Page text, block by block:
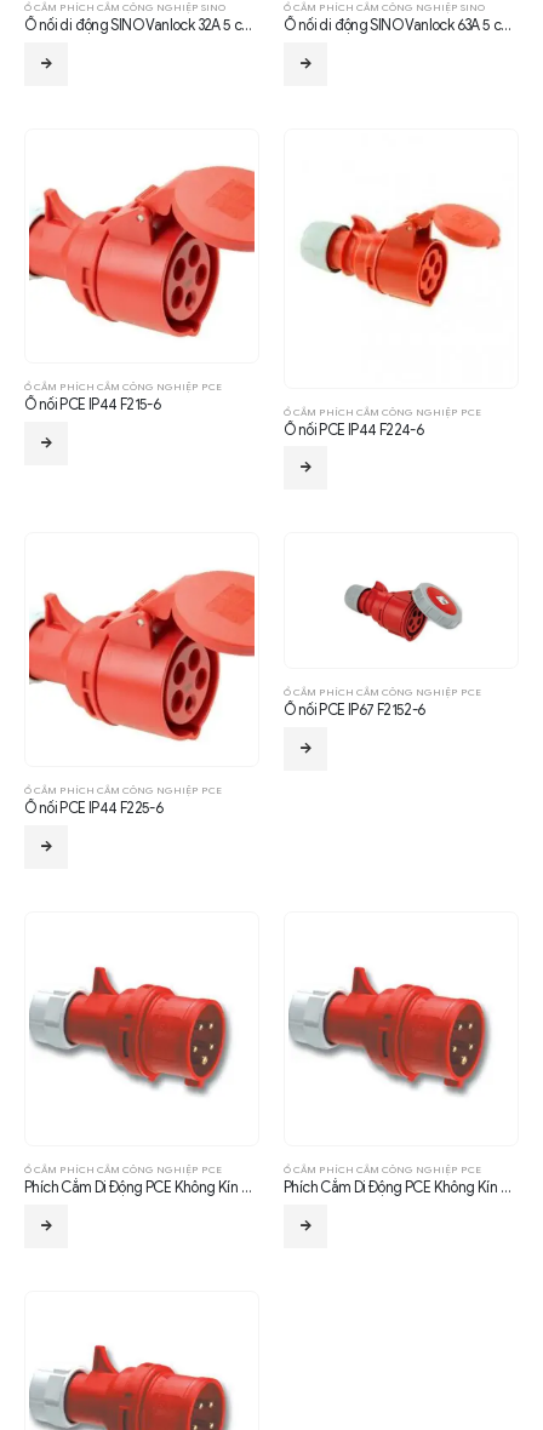
Ổ CẮM PHÍCH CẮM CÔNG NGHIỆP SINO
Ổ nối di động SINO Vanlock 32A 5 chấu IP67
Ổ CẮM PHÍCH CẮM CÔNG NGHIỆP SINO
Ổ nối di động SINO Vanlock 63A 5 chấu IP67
Ổ CẮM PHÍCH CẮM CÔNG NGHIỆP PCE
Ổ nối PCE IP44 F215-6 Ổ CẮM PHÍCH CẮM CÔNG NGHIỆP PCE
Ổ nối PCE IP44 F224-6
Ổ CẮM PHÍCH CẮM CÔNG NGHIỆP PCE
Ổ nối PCE IP44 F225-6
Ổ CẮM PHÍCH CẮM CÔNG NGHIỆP PCE
Ổ nối PCE IP67 F2152-6
Ổ CẮM PHÍCH CẮM CÔNG NGHIỆP PCE
Phích Cắm Di Động PCE Không Kín Nước (Ip44) F015-6
Ổ CẮM PHÍCH CẮM CÔNG NGHIỆP PCE
Phích Cắm Di Động PCE Không Kín Nước (Ip44) F024-6